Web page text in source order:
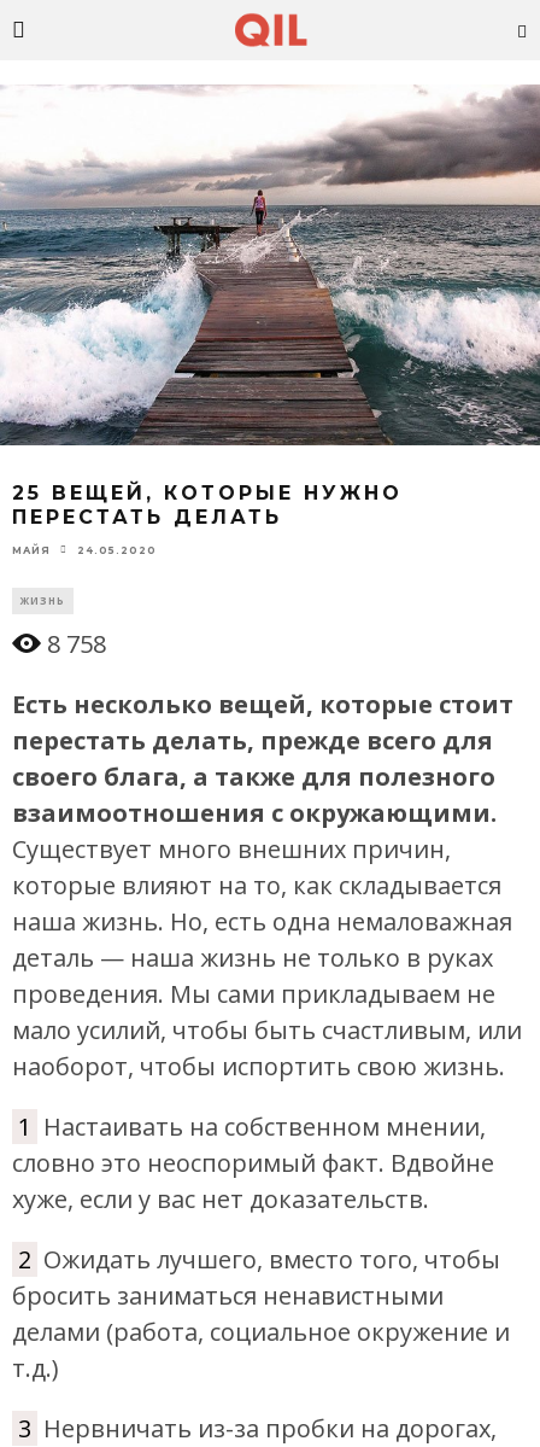
25 ВЕЩЕЙ, КОТОРЫЕ НУЖНО
ПЕРЕСТАТЬ ДЕЛАТЬ
МАЙЯ 24.05.2020
ЖИЗНЬ
8 758
Есть несколько вещей, которые стоит
перестать делать, прежде всего для
своего блага, а также для полезного
взаимоотношения с окружающими.
Существует много внешних причин,
которые влияют на то, как складывается
наша жизнь. Но, есть одна немаловажная
деталь — наша жизнь не только в руках
проведения. Мы сами прикладываем не
мало усилий, чтобы быть счастливым, или
наоборот, чтобы испортить свою жизнь.
1 Настаивать на собственном мнении,
словно это неоспоримый факт. Вдвойне
хуже, если у вас нет доказательств.
2 Ожидать лучшего, вместо того, чтобы
бросить заниматься ненавистными
делами (работа, социальное окружение и
т.д.)
3 Нервничать из-за пробки на дорогах,